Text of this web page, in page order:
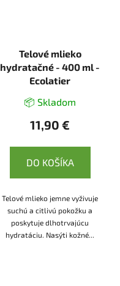
Telové mlieko
hydratačné - 400 ml -
Ecolatier
📦 Skladom
11,90 €
DO KOŠÍKA
Telové mlieko jemne vyživuje
suchú a citlivú pokožku a
poskytuje dlhotrvajúcu
hydratáciu. Nasýti kožné...